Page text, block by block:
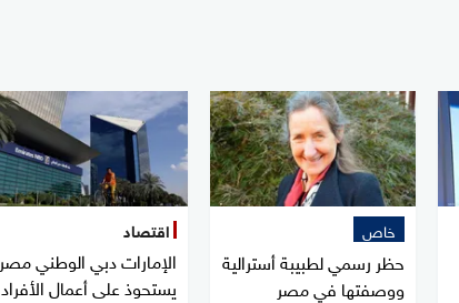
خاص
حظر رسمي لطبيبة أسترالية
ووصفتها في مصر
اقتصاد
الإمارات دبي الوطني مصر
يستحوذ على أعمال الأفراد